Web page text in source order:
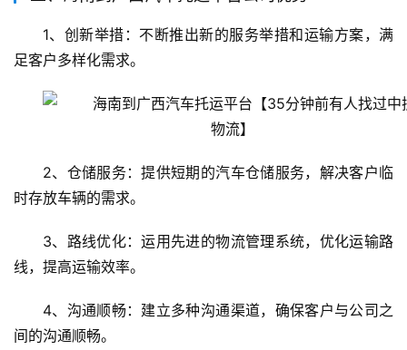
1、创新举措：不断推出新的服务举措和运输方案，满
足客户多样化需求。
2、仓储服务：提供短期的汽车仓储服务，解决客户临
时存放车辆的需求。
3、路线优化：运用先进的物流管理系统，优化运输路
线，提高运输效率。
4、沟通顺畅：建立多种沟通渠道，确保客户与公司之
间的沟通顺畅。